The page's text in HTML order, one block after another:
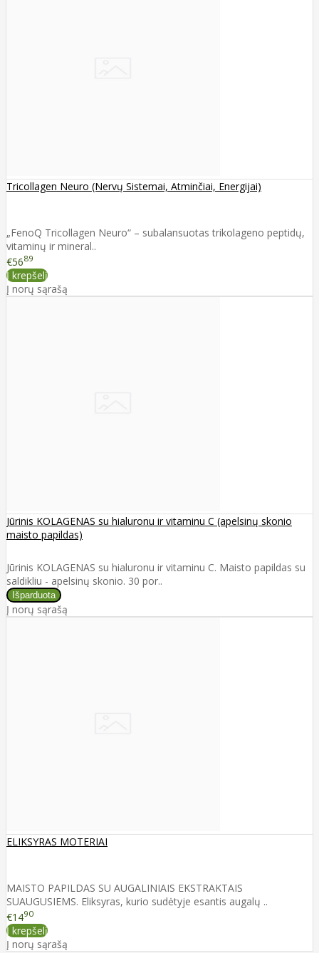
Tricollagen Neuro (Nervų Sistemai, Atminčiai, Energijai)
„FenoQ Tricollagen Neuro“ – subalansuotas trikolageno peptidų,
vitaminų ir mineral..
€5689
Į krepšelį
Į norų sąrašą
Jūrinis KOLAGENAS su hialuronu ir vitaminu C (apelsinų skonio
maisto papildas)
Jūrinis KOLAGENAS su hialuronu ir vitaminu C. Maisto papildas su
saldikliu - apelsinų skonio. 30 por..
Į norų sąrašą
ELIKSYRAS MOTERIAI
MAISTO PAPILDAS SU AUGALINIAIS EKSTRAKTAIS
SUAUGUSIEMS. Eliksyras, kurio sudėtyje esantis augalų ..
€1490
Į krepšelį
Į norų sąrašą